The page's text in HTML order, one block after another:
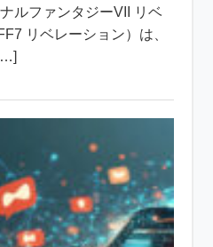
ルファンタジーVII リベ
リベレーション）は、